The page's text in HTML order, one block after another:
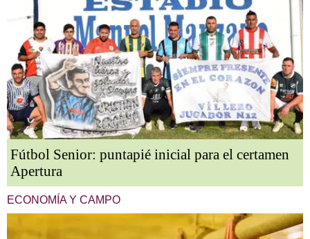
Fútbol Senior: puntapié inicial para el certamen
Apertura
ECONOMÍA Y CAMPO